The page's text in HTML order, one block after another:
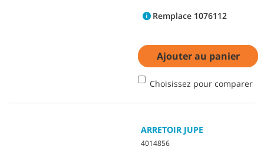
Remplace 1076112
Ajouter au panier
Choisissez pour comparer
ARRETOIR JUPE
4014856